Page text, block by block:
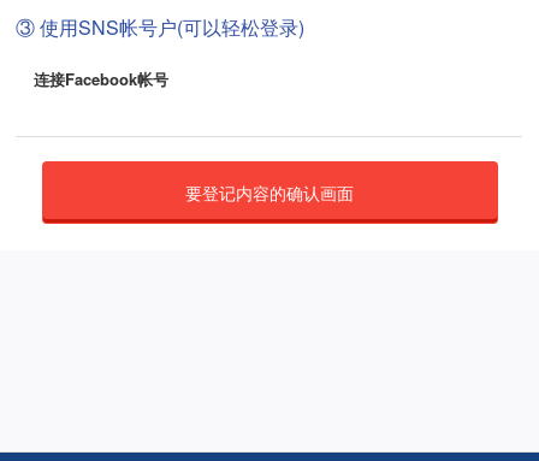
③ 使用SNS帐号户(可以轻松登录)
连接Facebook帐号